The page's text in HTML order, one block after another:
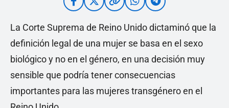
La Corte Suprema de Reino Unido dictaminó que la
definición legal de una mujer se basa en el sexo
biológico y no en el género, en una decisión muy
sensible que podría tener consecuencias
importantes para las mujeres transgénero en el